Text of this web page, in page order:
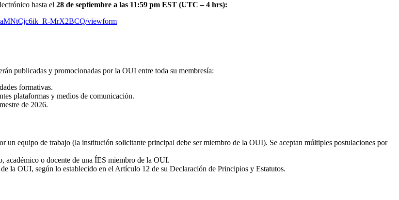
hasta el 28 de septiembre a las 11:59 pm EST (UTC – 4 hrs):
MrX2BCQ/viewform
publicadas y promocionadas por la OUI entre toda su membresía:
formativas.
plataformas y medios de comunicación.
de 2026.
un equipo de trabajo (la institución solicitante principal debe ser miembro de la OUI). Se aceptan múltiples postulaciones por
académico o docente de una ÍES miembro de la OUI.
la OUI, según lo establecido en el Artículo 12 de su Declaración de Principios y Estatutos.